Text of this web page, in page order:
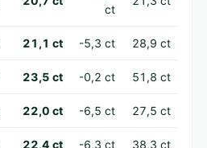
ct
21,1 ct -5,3 ct 28,9 ct
23,5 ct -0,2 ct 51,8 ct
22,0 ct -6,5 ct 27,5 ct
22,4 ct -6,3 ct 38,3 ct